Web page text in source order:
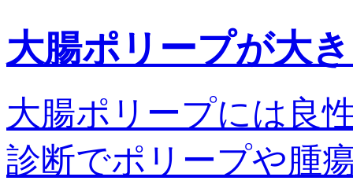
大腸ポリープが大
大腸ポリープには良
診断でポリープや腫